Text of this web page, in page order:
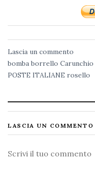
Lascia un commento
bomba borrello Carunchio
POSTE ITALIANE rosello
LASCIA UN COMMENTO
Commento